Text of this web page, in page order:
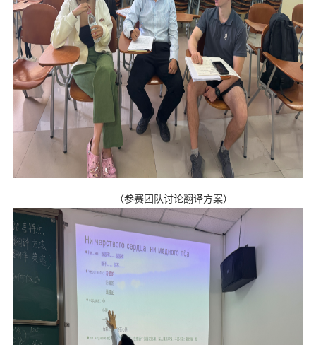
（参赛团队讨论翻译方案）